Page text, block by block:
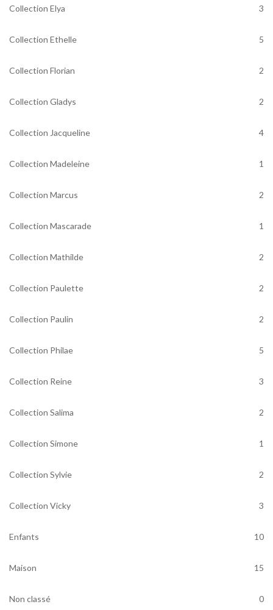
Collection Elya 3
Collection Ethelle 5
Collection Florian 2
Collection Gladys 2
Collection Jacqueline 4
Collection Madeleine 1
Collection Marcus 2
Collection Mascarade 1
Collection Mathilde 2
Collection Paulette 2
Collection Paulin 2
Collection Philae 5
Collection Reine 3
Collection Salima 2
Collection Simone 1
Collection Sylvie 2
Collection Vicky 3
Enfants 10
Maison 15
Non classé 0